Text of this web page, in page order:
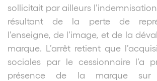
sollicitait par ailleurs
résultant de la perte de
l’enseigne, de l’image, et de la
marque. L’arrêt retient que
sociales par le cessionnaire l’a
présence de la marque sur